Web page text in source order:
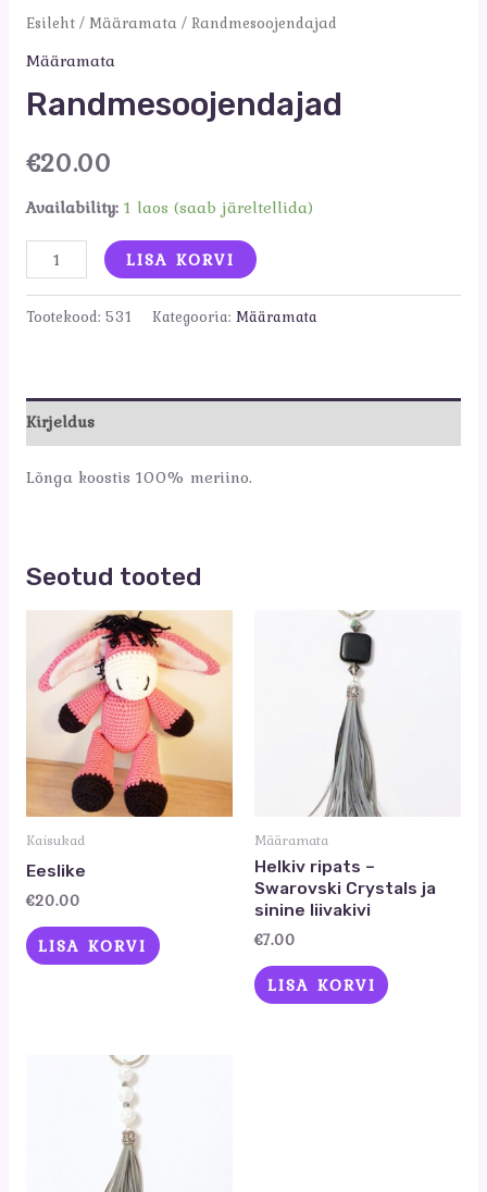
Esileht/Määramata / Randmesoojendajad
Määramata
Randmesoojendajad
€20.00
Availability: 1 laos (saab järeltellida)
Randmesoojendajad
kogus
LISA KORVI
Tootekood: 531 Kategooria: Määramata
Kirjeldus
Lõnga koostis 100% meriino.
Seotud tooted
Kaisukad
Eeslike
€20.00
LISA KORVI
Määramata
Helkiv ripats –
Swarovski Crystals ja
sinine liivakivi
€7.00
LISA KORVI